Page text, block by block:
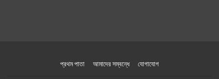
প্রথম পাতা আমাদের সম্বন্ধে যোগাযোগ